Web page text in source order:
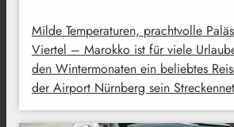
Milde Temperaturen, prachtvolle
Viertel – Marokko ist für viele
den Wintermonaten ein beliebtes
der Airport Nürnberg sein